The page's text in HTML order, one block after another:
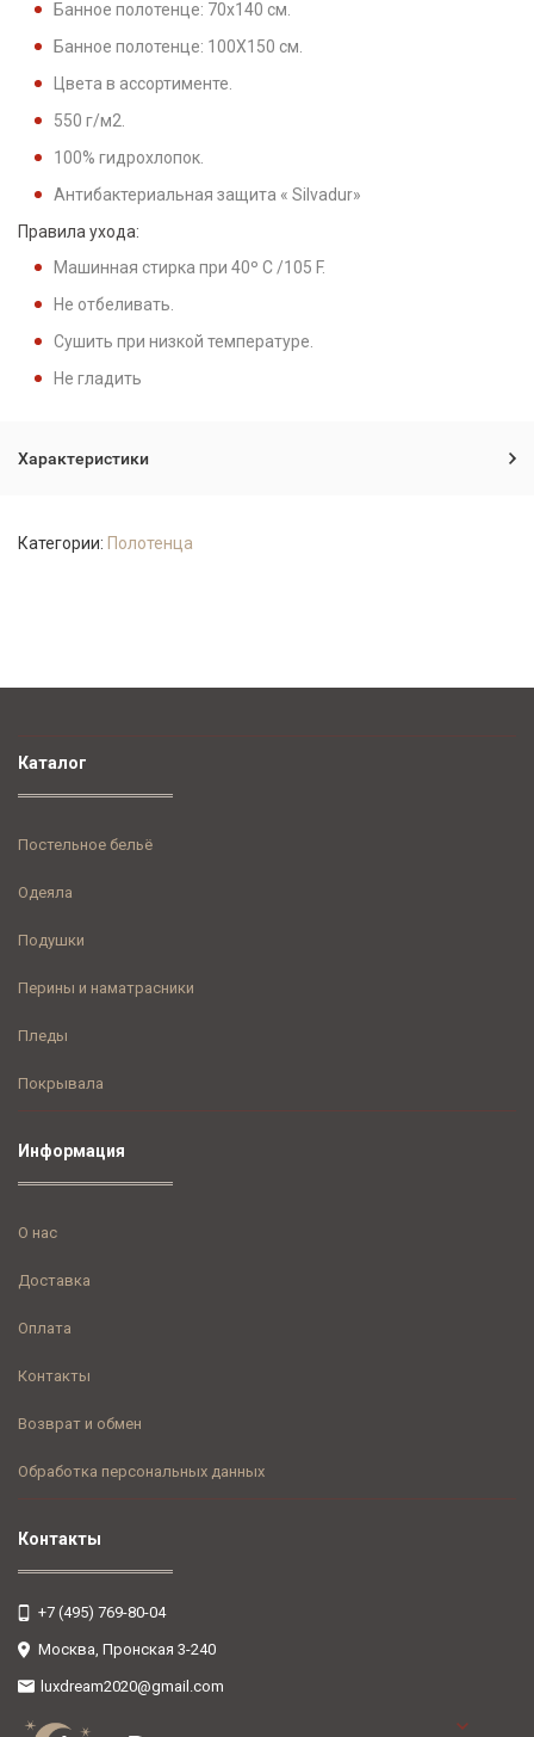
Банное полотенце: 70x140 см.
Банное полотенце: 100X150 см.
Цвета в ассортименте.
550 г/м2.
100% гидрохлопок.
Антибактериальная защита « Silvadur»
Правила ухода:
Машинная стирка при 40º C /105 F.
Не отбеливать.
Сушить при низкой температуре.
Не гладить
Характеристики
Категории: Полотенца
Контакты
+7 (495) 769-80-04
Москва, Пронская 3-240
luxdream2020@gmail.com
Каталог
Постельное бельё
Одеяла
Подушки
Перины и наматрасники
Пледы
Покрывала
Информация
О нас
Доставка
Оплата
Контакты
Возврат и обмен
Обработка персональных данных